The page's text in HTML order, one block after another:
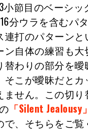
小節目のベーシッ
分ウラを含むパ
連打のパターン
ン自体の練習も
替わりの部分を曖
そこが曖昧だとカ
ません。この切
「Silent Jealousy」
、そちらをご覧